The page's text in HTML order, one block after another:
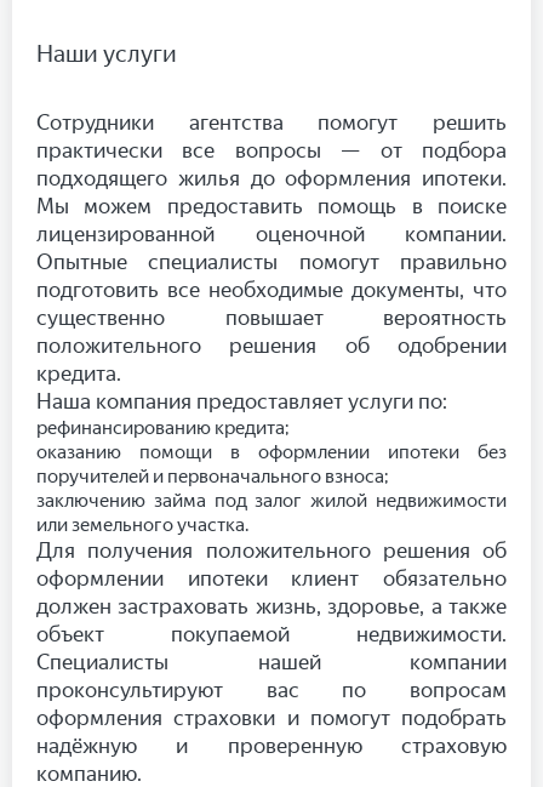
Наши услуги
Сотрудники агентства помогут решить
практически все вопросы — от подбора
подходящего жилья до оформления ипотеки.
Мы можем предоставить помощь в поиске
лицензированной оценочной компании.
Опытные специалисты помогут правильно
подготовить все необходимые документы, что
существенно повышает вероятность
положительного решения об одобрении
кредита.
Наша компания предоставляет услуги по:
рефинансированию кредита;
оказанию помощи в оформлении ипотеки без
поручителей и первоначального взноса;
заключению займа под залог жилой недвижимости
или земельного участка.
Для получения положительного решения об
оформлении ипотеки клиент обязательно
должен застраховать жизнь, здоровье, а также
объект покупаемой недвижимости.
Специалисты нашей компании
проконсультируют вас по вопросам
оформления страховки и помогут подобрать
надёжную и проверенную страховую
компанию.